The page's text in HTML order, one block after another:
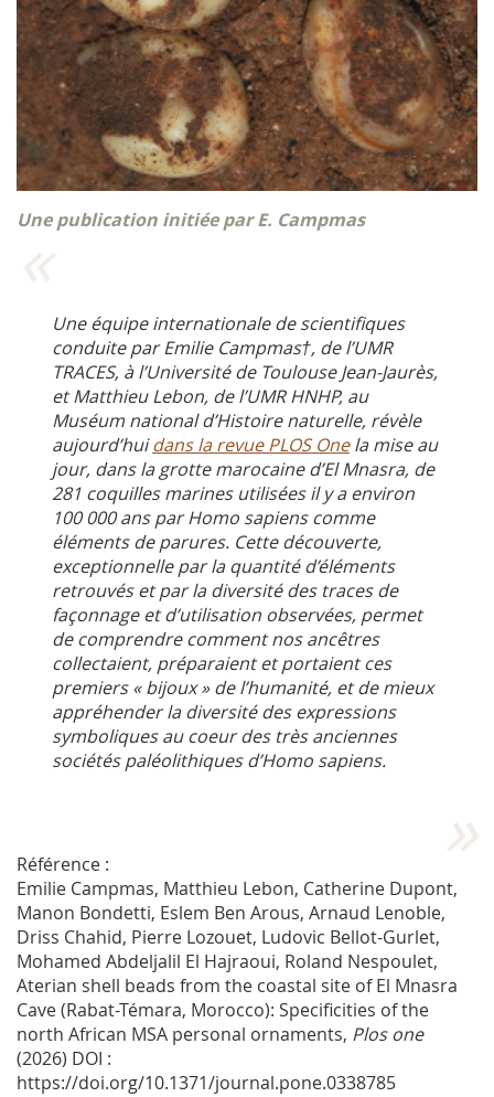
Une publication initiée par E. Campmas
Une équipe internationale de scientifiques
conduite par Emilie Campmas†, de l’UMR
TRACES, à l’Université de Toulouse Jean-Jaurès,
et Matthieu Lebon, de l’UMR HNHP, au
Muséum national d’Histoire naturelle, révèle
aujourd’huidans la revue PLOS Onela mise au
jour, dans la grotte marocaine d’El Mnasra, de
281 coquilles marines utilisées il y a environ
100 000 ans par Homo sapiens comme
éléments de parures. Cette découverte,
exceptionnelle par la quantité d’éléments
retrouvés et par la diversité des traces de
façonnage et d’utilisation observées, permet
de comprendre comment nos ancêtres
collectaient, préparaient et portaient ces
premiers « bijoux » de l’humanité, et de mieux
appréhender la diversité des expressions
symboliques au coeur des très anciennes
sociétés paléolithiques d’Homo sapiens.
Référence :
Emilie Campmas, Matthieu Lebon, Catherine Dupont,
Manon Bondetti, Eslem Ben Arous, Arnaud Lenoble,
Driss Chahid, Pierre Lozouet, Ludovic Bellot-Gurlet,
Mohamed Abdeljalil El Hajraoui, Roland Nespoulet,
Aterian shell beads from the coastal site of El Mnasra
Cave (Rabat-Témara, Morocco): Specificities of the
north African MSA personal ornaments, Plos one
(2026) DOI :
https://doi.org/10.1371/journal.pone.0338785